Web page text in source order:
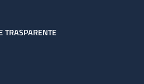
TRASPARENTE